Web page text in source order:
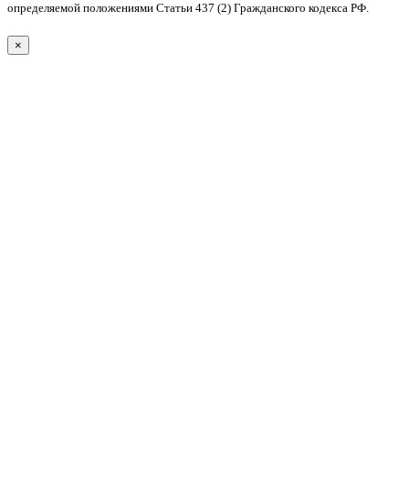
определяемой положениями Статьи 437 (2) Гражданского кодекса РФ.
×